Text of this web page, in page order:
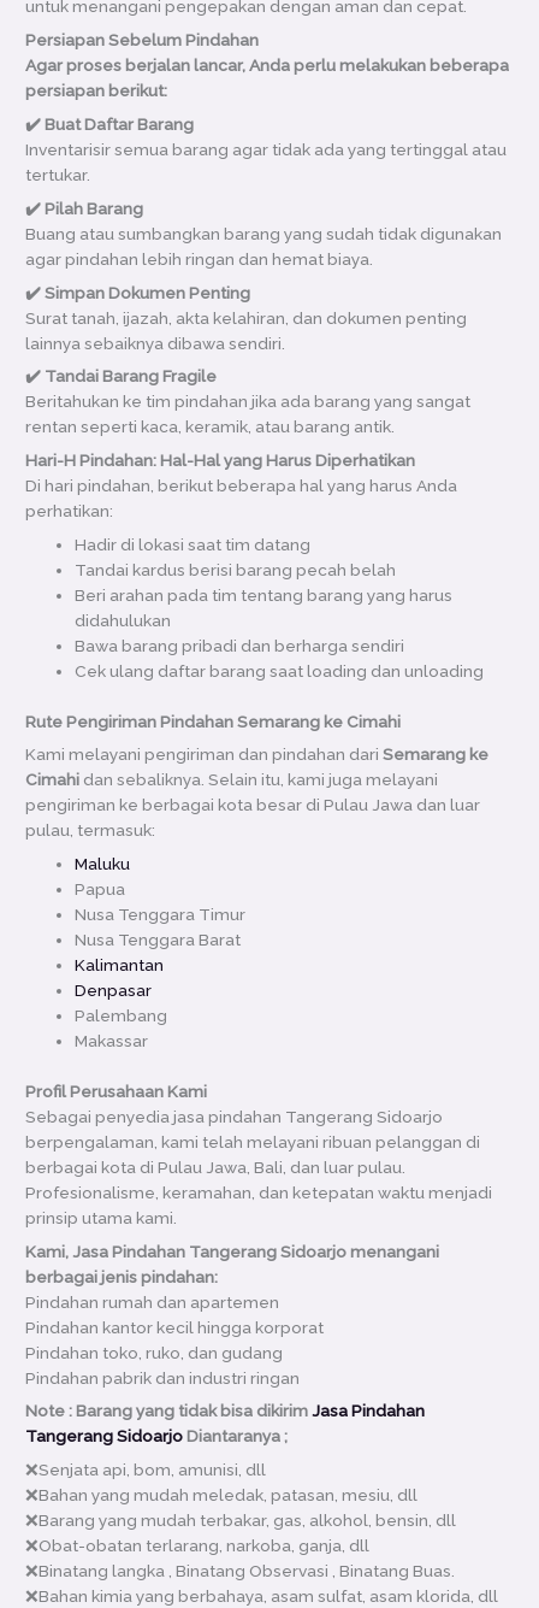
untuk menangani pengepakan dengan aman dan cepat.
Persiapan Sebelum Pindahan
Agar proses berjalan lancar, Anda perlu melakukan beberapa
persiapan berikut:
✔️ Buat Daftar Barang
Inventarisir semua barang agar tidak ada yang tertinggal atau
tertukar.
✔️ Pilah Barang
Buang atau sumbangkan barang yang sudah tidak digunakan
agar pindahan lebih ringan dan hemat biaya.
✔️ Simpan Dokumen Penting
Surat tanah, ijazah, akta kelahiran, dan dokumen penting
lainnya sebaiknya dibawa sendiri.
✔️ Tandai Barang Fragile
Beritahukan ke tim pindahan jika ada barang yang sangat
rentan seperti kaca, keramik, atau barang antik.
Hari-H Pindahan: Hal-Hal yang Harus Diperhatikan
Di hari pindahan, berikut beberapa hal yang harus Anda
perhatikan:
Hadir di lokasi saat tim datang
Tandai kardus berisi barang pecah belah
Beri arahan pada tim tentang barang yang harus
didahulukan
Bawa barang pribadi dan berharga sendiri
Cek ulang daftar barang saat loading dan unloading
Rute Pengiriman Pindahan Semarang ke Cimahi
Kami melayani pengiriman dan pindahan dariSemarang ke
Cimahi dan sebaliknya. Selain itu, kami juga melayani
pengiriman ke berbagai kota besar di Pulau Jawa dan luar
pulau, termasuk:
Maluku
Papua
Nusa Tenggara Timur
Nusa Tenggara Barat
Kalimantan
Denpasar
Palembang
Makassar
Profil Perusahaan Kami
Sebagai penyedia jasa pindahan Tangerang Sidoarjo
berpengalaman, kami telah melayani ribuan pelanggan di
berbagai kota di Pulau Jawa, Bali, dan luar pulau.
Profesionalisme, keramahan, dan ketepatan waktu menjadi
prinsip utama kami.
Kami, Jasa Pindahan Tangerang Sidoarjo menangani
berbagai jenis pindahan:
Pindahan rumah dan apartemen
Pindahan kantor kecil hingga korporat
Pindahan toko, ruko, dan gudang
Pindahan pabrik dan industri ringan
Note : Barang yang tidak bisa dikirimJasa Pindahan
Tangerang SidoarjoDiantaranya ;
❌Senjata api, bom, amunisi, dll
❌Bahan yang mudah meledak, patasan, mesiu, dll
❌Barang yang mudah terbakar, gas, alkohol, bensin, dll
❌Obat-obatan terlarang, narkoba, ganja, dll
❌Binatang langka , Binatang Observasi , Binatang Buas.
❌Bahan kimia yang berbahaya, asam sulfat, asam klorida, dll